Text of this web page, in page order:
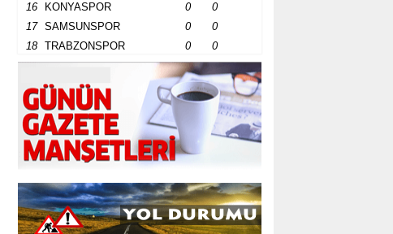
16
KONYASPOR 0
0
17
SAMSUNSPOR 0
0
18
TRABZONSPOR 0 0